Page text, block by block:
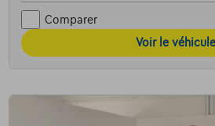
Comparer
Voir le véhicule